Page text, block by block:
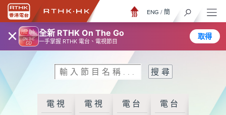
× 全新 RTHK On The Go
一手掌握 RTHK 電台、電視節目
取得
ENG / 簡
電視 電視 電台 電台